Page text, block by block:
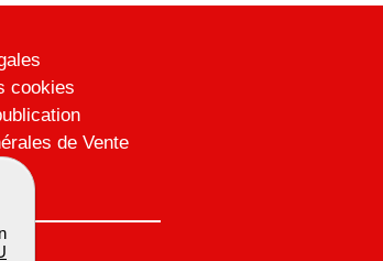
cookies
de Vente